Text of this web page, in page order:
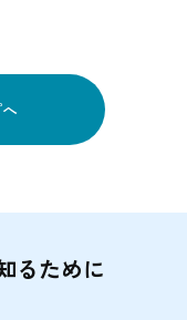
るために